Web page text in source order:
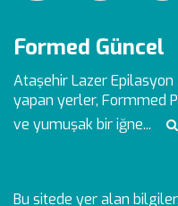
Formed Güncel
Ataşehir Lazer Epilasyon
yapan yerler, Formmed
ve yumuşak bir iğne...
Bu sitede yer alan